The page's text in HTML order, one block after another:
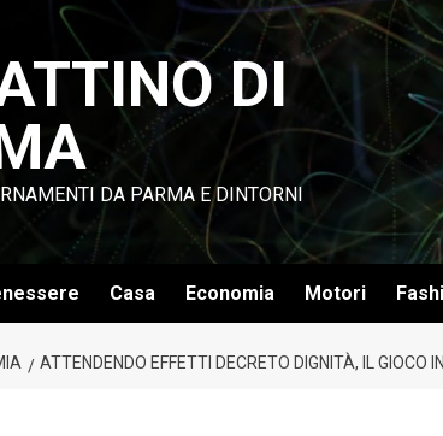
DI
DA PARMA E DINTORNI
Casa Economia Motori
ATTENDENDO EFFETTI DECRETO DIGNITÀ, IL GIOCO